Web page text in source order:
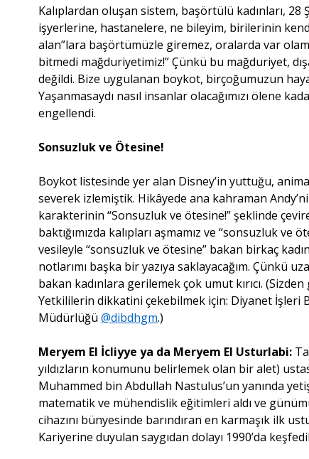
Kalıplardan oluşan sistem, başörtülü kadınları,
işyerlerine, hastanelere, ne bileyim, birilerinin
alan”lara başörtümüzle giremez, oralarda var
bitmedi mağduriyetimiz!” Çünkü bu mağduriyet,
değildi. Bize uygulanan boykot, birçoğumuzun
Yaşanmasaydı nasıl insanlar olacağımızı ölene
engellendi.
Sonsuzluk ve Ötesine!
Boykot listesinde yer alan Disney’in yuttuğu,
severek izlemiştik. Hikâyede ana kahraman
karakterinin “Sonsuzluk ve ötesine!” şeklinde
baktığımızda kalıpları aşmamız ve “sonsuzluk
vesileyle “sonsuzluk ve ötesine” bakan birkaç
notlarımı başka bir yazıya saklayacağım. Çünkü
bakan kadınlara gerilemek çok umut kırıcı.
Yetkililerin dikkatini çekebilmek için: Diyanet İşleri
Müdürlüğü@dibdhgm.)
Meryem El İcliyye ya da Meryem El Usturlabi:
yıldızların konumunu belirlemek olan bir alet)
Muhammed bin Abdullah Nastulus’un yanında
matematik ve mühendislik eğitimleri aldı ve
cihazını bünyesinde barındıran en karmaşık ilk
Kariyerine duyulan saygıdan dolayı 1990’da